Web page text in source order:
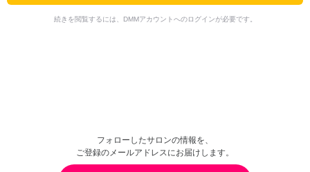
続きを閲覧するには、DMMアカウントへのログインが必要です。
フォローしたサロンの情報を、
ご登録のメールアドレスにお届けします。